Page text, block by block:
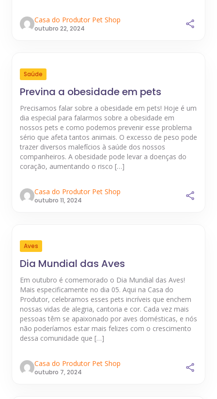
Casa do Produtor Pet Shop
outubro 22, 2024
Saúde
Previna a obesidade em pets
Precisamos falar sobre a obesidade em pets! Hoje é um
dia especial para falarmos sobre a obesidade em
nossos pets e como podemos prevenir esse problema
sério que afeta tantos animais. O excesso de peso pode
trazer diversos malefícios à saúde dos nossos
companheiros. A obesidade pode levar a doenças do
coração, aumentando o risco […]
Casa do Produtor Pet Shop
outubro 11, 2024
Aves
Dia Mundial das Aves
Em outubro é comemorado o Dia Mundial das Aves!
Mais especificamente no dia 05. Aqui na Casa do
Produtor, celebramos esses pets incríveis que enchem
nossas vidas de alegria, cantoria e cor. Cada vez mais
pessoas têm se apaixonado por aves domésticas, e nós
não poderíamos estar mais felizes com o crescimento
dessa comunidade que […]
Casa do Produtor Pet Shop
outubro 7, 2024